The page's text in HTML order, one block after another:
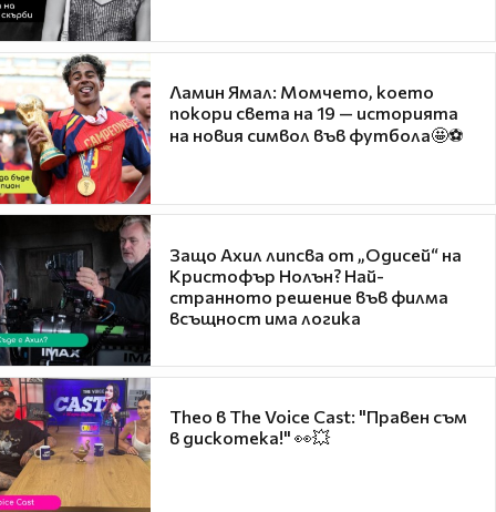
Ламин Ямал: Момчето, което
покори света на 19 — историята
на новия символ във футбола🤩⚽
Защо Ахил липсва от „Одисей“ на
Кристофър Нолън? Най-
странното решение във филма
всъщност има логика
Theo в The Voice Cast: "Правен съм
в дискотека!" 👀💥